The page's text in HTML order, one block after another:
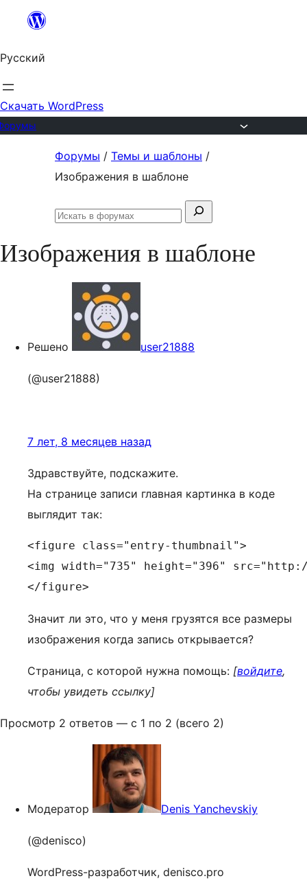
Перейти
содержимому
Русский
Скачать WordPress
Форумы / Темы и шаблоны /
Изображения в шаблоне
Поиск:
Искать
форумах
Изображения в шаблоне
Решено user21888
(@user21888)
7 лет, 8 месяцев назад
Здравствуйте, подскажите.
На странице записи главная картинка в коде
выглядит так:
<figure class="entry-thumbnail">
<img width="735" height="396"
</figure>
Значит ли это, что у меня грузятся все размеры
изображения когда запись открывается?
Страница, с которой нужна помощь: [войдите,
чтобы увидеть ссылку]
Просмотр 2 ответов — с 1 по 2 (всего 2)
Модератор Denis Yanchevskiy
(@denisco)
WordPress-разработчик, denisco.pro